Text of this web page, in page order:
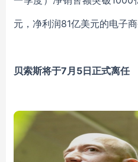
元，净利润81亿美元的电子商
贝索斯将于7月5日正式离任